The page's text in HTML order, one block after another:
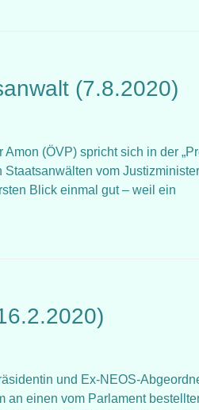
(7.8.2020)
(ÖVP) spricht sich in der
vom
Blick einmal gut – weil ein
und Ex-NEOS-
an einen vom Parlament